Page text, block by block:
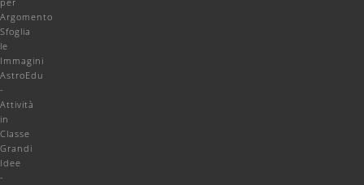
Argomento
Sfoglia
le
Immagini
AstroEdu
-
Attività
in
Classe
Grandi
Idee
-